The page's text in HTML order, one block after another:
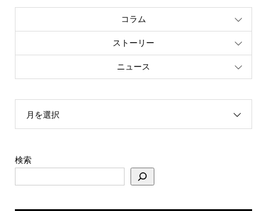
コラム
ストーリー
ニュース
月を選択
検索